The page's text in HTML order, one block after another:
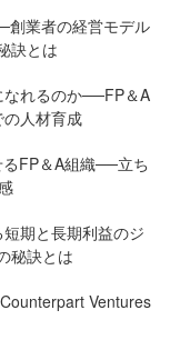
創業者の経営モデル
訣とは
なれるのか──FP＆A
人材育成
FP＆A組織──立ち
期と長期利益のジ
秘訣とは
Ventures